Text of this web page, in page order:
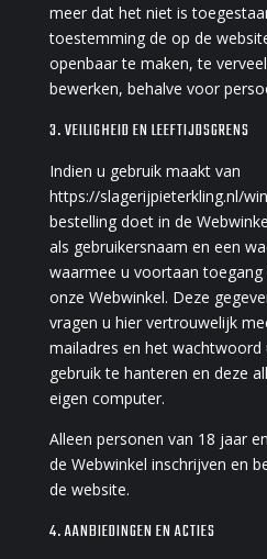
meer dat het niet is
toestemming de op de
openbaar te maken, te
bewerken, behalve voor
3. VEILIGHEID EN LEEFTIJDSGRENS
Indien u gebruik maakt van
https://slagerijpieterkling.nl/
bestelling doet in de
als gebruikersnaam en een
waarmee u voortaan
onze Webwinkel. Deze
vragen u hier vertrouwelijk
mailadres en het
gebruik te hanteren en deze
eigen computer.
Alleen personen van 18 jaar
de Webwinkel inschrijven en
de website.
4. AANBIEDINGEN EN ACTIES